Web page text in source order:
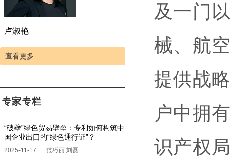
卢淑艳
查看更多
专家专栏
“破壁”绿色贸易壁垒：专利如何构筑中
国企业出口的“绿色通行证”？
2025-11-17 范巧丽 刘磊
及一门
械、航
提供战
户中拥
识产权